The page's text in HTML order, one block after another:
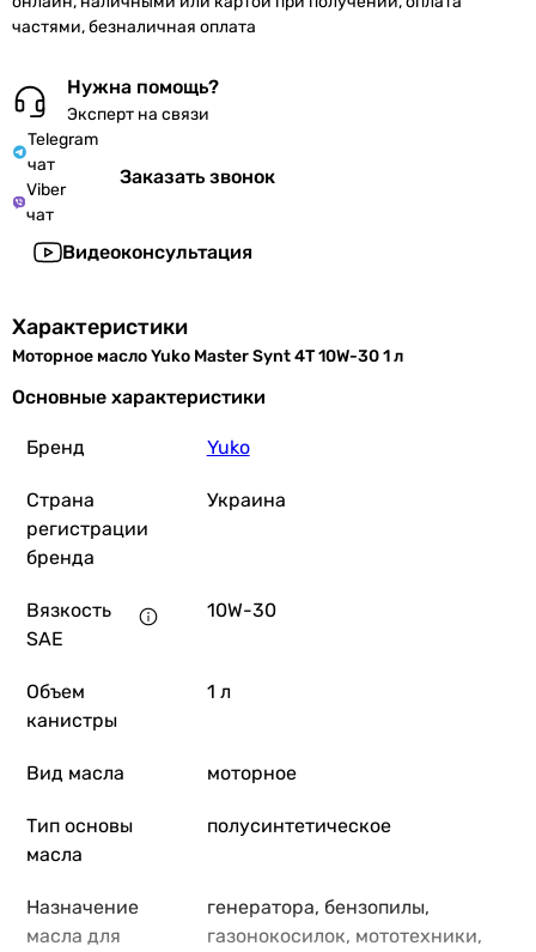
частями, безналичная оплата
Нужна помощь?
Эксперт на связи
Telegram
чат
Viber
чат
Заказать звонок
Видеоконсультация
Характеристики
Моторное масло Yuko Master Synt 4T 10W-30 1 л
Основные характеристики
Бренд Yuko
Страна
регистрации
бренда
Украина
Вязкость
SAE
10W-30
Объем
канистры
1 л
Вид масла моторное
Тип основы
масла
полусинтетическое
Назначение
масла для
генератора, бензопилы,
газонокосилок, мототехники,